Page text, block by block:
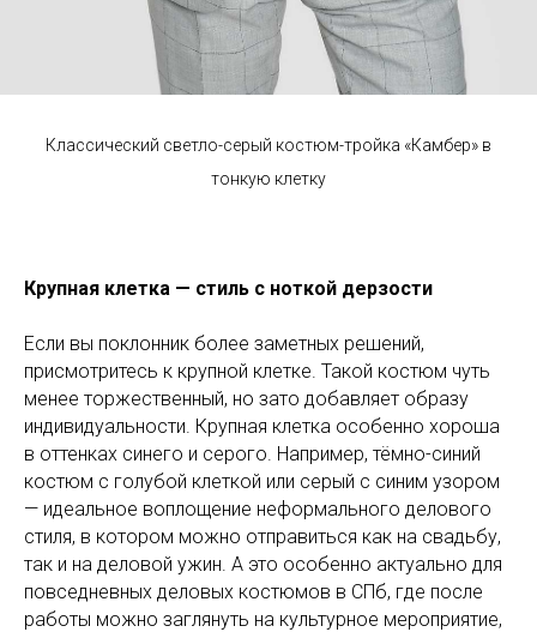
Классический светло-серый костюм-тройка «Камбер» в
тонкую клетку
Крупная клетка — стиль с ноткой дерзости
Если вы поклонник более заметных решений,
присмотритесь к крупной клетке. Такой костюм чуть
менее торжественный, но зато добавляет образу
индивидуальности. Крупная клетка особенно хороша
в оттенках синего и серого. Например, тёмно-синий
костюм с голубой клеткой или серый с синим узором
— идеальное воплощение неформального делового
стиля, в котором можно отправиться как на свадьбу,
так и на деловой ужин. А это особенно актуально для
повседневных деловых костюмов в СПб, где после
работы можно заглянуть на культурное мероприятие,